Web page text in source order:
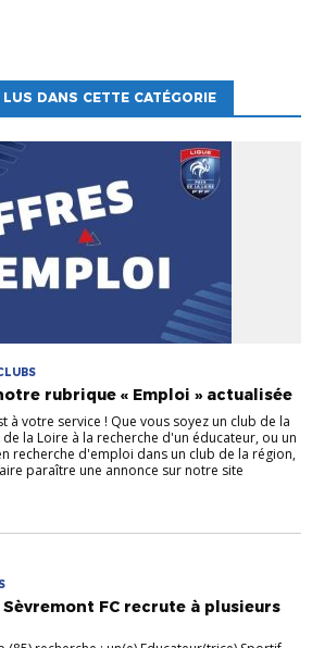
DANS CETTE CATÉGORIE
rubrique « Emploi » actualisée
à votre service ! Que vous soyez un club de la
la Loire à la recherche d'un éducateur, ou un
recherche d'emploi dans un club de la région,
paraître une annonce sur notre site
FC recrute à plusieurs